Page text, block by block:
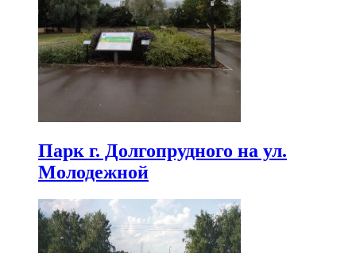
Парк г. Долгопрудного на ул.
Молодежной